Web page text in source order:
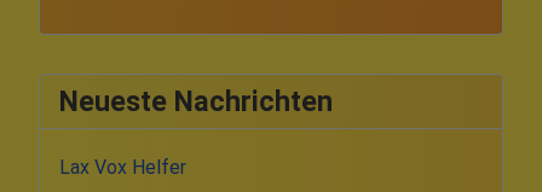
Neueste Nachrichten
Lax Vox Helfer